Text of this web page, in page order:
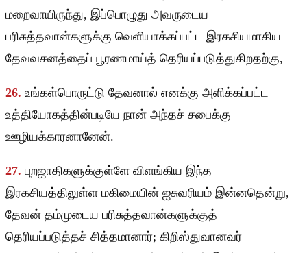
மறைவாயிருந்து, இப்பொழுது அவருடைய
பரிசுத்தவான்களுக்கு வெளியாக்கப்பட்ட இரகசியமாகிய
தேவவசனத்தைப் பூரணமாய்த் தெரியப்படுத்துகிறதற்கு,
26. உங்கள்பொருட்டு தேவனால் எனக்கு அளிக்கப்பட்ட
உத்தியோகத்தின்படியே நான் அந்தச் சபைக்கு
ஊழியக்காரனானேன்.
27. புறஜாதிகளுக்குள்ளே விளங்கிய இந்த
இரகசியத்திலுள்ள மகிமையின் ஐசுவரியம் இன்னதென்று,
தேவன் தம்முடைய பரிசுத்தவான்களுக்குத்
தெரியப்படுத்தச் சித்தமானார்; கிறிஸ்துவானவர்